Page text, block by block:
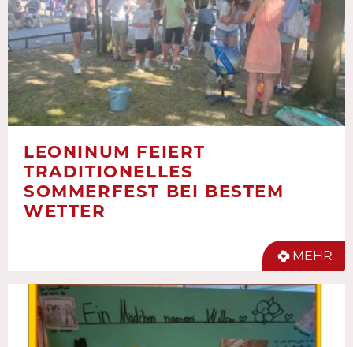
LEONINUM FEIERT
TRADITIONELLES
SOMMERFEST BEI BESTEM
WETTER
MEHR